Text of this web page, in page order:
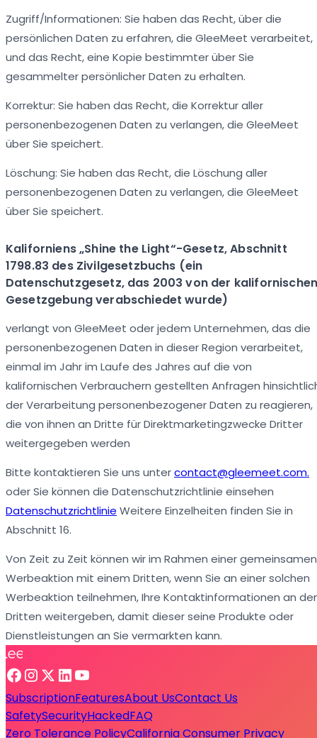
Zugriff/Informationen: Sie haben das Recht, über die
persönlichen Daten zu erfahren, die GleeMeet verarbeitet,
und das Recht, eine Kopie bestimmter über Sie
gesammelter persönlicher Daten zu erhalten.
Korrektur: Sie haben das Recht, die Korrektur aller
personenbezogenen Daten zu verlangen, die GleeMeet
über Sie speichert.
Löschung: Sie haben das Recht, die Löschung aller
personenbezogenen Daten zu verlangen, die GleeMeet
über Sie speichert.
Kaliforniens „Shine the Light“-Gesetz, Abschnitt
1798.83 des Zivilgesetzbuchs (ein
Datenschutzgesetz, das 2003 von der
Gesetzgebung verabschiedet wurde)
verlangt von GleeMeet oder jedem Unternehmen, das die
personenbezogenen Daten in dieser Region verarbeitet,
einmal im Jahr im Laufe des Jahres auf die von
kalifornischen Verbrauchern gestellten Anfragen
der Verarbeitung personenbezogener Daten zu reagieren,
die von ihnen an Dritte für Direktmarketingzwecke Dritter
weitergegeben werden
Bitte kontaktieren Sie uns untercontact@gleemeet.com.
oder Sie können die Datenschutzrichtlinie einsehen
Datenschutzrichtlinie Weitere Einzelheiten finden Sie in
Abschnitt 16.
Von Zeit zu Zeit können wir im Rahmen einer gemeinsamen
Werbeaktion mit einem Dritten, wenn Sie an einer solchen
Werbeaktion teilnehmen, Ihre Kontaktinformationen an
Dritten weitergeben, damit dieser seine Produkte oder
Dienstleistungen an Sie vermarkten kann.
SubscriptionFeaturesAbout UsContact Us
SafetySecurityHackedFAQ
Zero Tolerance PolicyCalifornia Consumer Privacy